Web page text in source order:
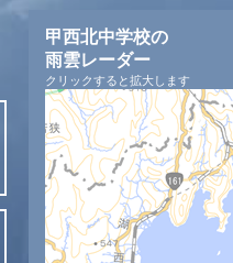
甲西北中学校の
雨雲レーダー
クリックすると拡大します